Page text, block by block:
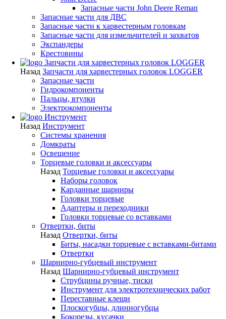
Запасные части John Deere Reman
Запасные части для ДВС
Запасные части к харвестерным головкам
Запасные части для измельчителей и захватов
Экспандеры
Крестовины
Запчасти для харвестерных головок LOGGER
Назад Запчасти для харвестерных головок LOGGER
Запасные части
Гидрокомпоненты
Пальцы, втулки
Электрокомпоненты
Инструмент
Назад Инструмент
Системы хранения
Домкраты
Освещение
Торцевые головки и аксессуары
Назад Торцевые головки и аксессуары
Наборы головок
Карданные шарниры
Головки торцевые
Адаптеры и переходники
Головки торцевые со вставками
Отвертки, биты
Назад Отвертки, биты
Биты, насадки торцевые с вставками-битами
Отвертки
Шарнирно-губцевый инструмент
Назад Шарнирно-губцевый инструмент
Струбцины ручные, тиски
Инструмент для электротехнических работ
Переставные клещи
Плоскогубцы, длинногубцы
Бокорезы, кусачки